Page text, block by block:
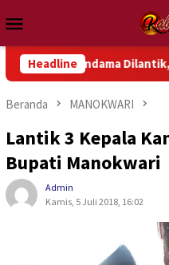
ke
kontenMobile
Headline
Wondama Dilantik, Dorong
Beranda MANOKWARI
Lantik 3 Kepala
Bupati Manokwari
Admin
Kamis, 5 Juli 2018, 16:02